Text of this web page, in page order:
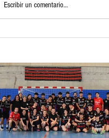
Escribir un comentario...